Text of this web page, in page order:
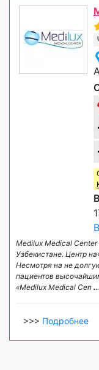
Medilux Medical
Узбекистане. Центр
Несмотря на не
пациентов
«Medilux Medical Cen
>>> Подробнее